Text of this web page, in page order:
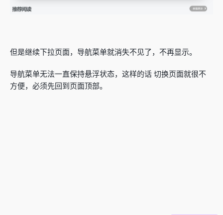
但是继续下拉页面，导航菜单就消失不见了，不再显示。
导航菜单无法一直保持悬浮状态，这样的话 切换页面就很不
方便，必须先回到页面顶部。